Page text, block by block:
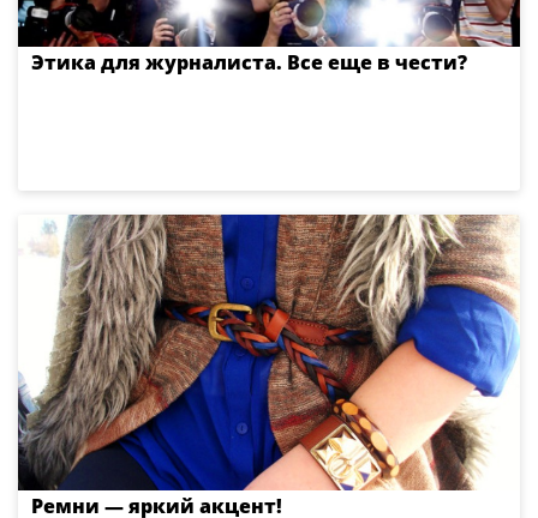
Этика для журналиста. Все еще в чести?
Ремни — яркий акцент!